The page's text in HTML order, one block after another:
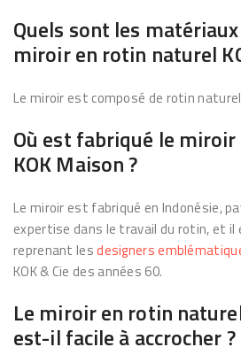
K
M
a
s
o
Quels sont les
miroir en rotin naturel
Le miroir est composé de rotin
Où est fabriqué le
KOK Maison ?
Le miroir est fabriqué en Indonésie,
expertise dans le travail du rotin, et il
reprenant lesdesigners
KOK & Cie des années 60.
Le miroir en rotin
est-il facile à accrocher ?